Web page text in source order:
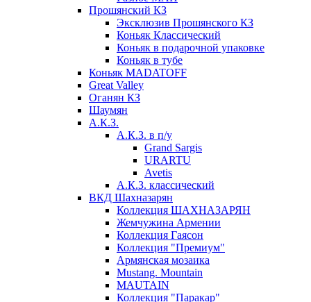
Прошянский КЗ
Эксклюзив Прошянского КЗ
Коньяк Классический
Коньяк в подарочной упаковке
Коньяк в тубе
Коньяк MADATOFF
Great Valley
Оганян КЗ
Шаумян
А.К.З.
А.К.З. в п/у
Grand Sargis
URARTU
Avetis
А.К.З. классический
ВКД Шахназарян
Коллекция ШАХНАЗАРЯН
Жемчужина Армении
Коллекция Гаясон
Коллекция "Премиум"
Армянская мозаика
Mustang. Mountain
MAUTAIN
Коллекция "Паракар"